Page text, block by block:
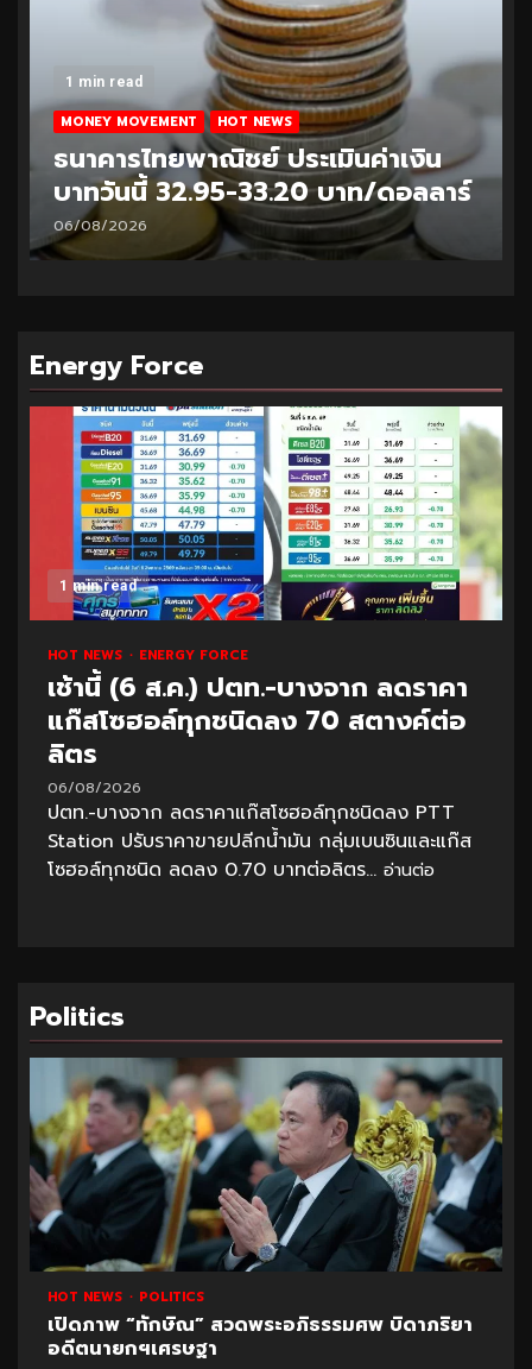
1 min read
MONEY MOVEMENT HOT NEWS
ธนาคารไทยพาณิชย์ ประเมินค่าเงิน
บาทวันนี้ 32.95-33.20 บาท/ดอลลาร์
06/08/2026
Energy Force
1 min read
HOT NEWS ENERGY FORCE
เช้านี้ (6 ส.ค.) ปตท.-บางจาก ลดราคา
แก๊สโซฮอล์ทุกชนิดลง 70 สตางค์ต่อ
ลิตร
06/08/2026
ปตท.-บางจาก ลดราคาแก๊สโซฮอล์ทุกชนิดลง PTT
Station ปรับราคาขายปลีกน้ำมัน กลุ่มเบนซินและแก๊ส
โซฮอล์ทุกชนิด ลดลง 0.70 บาทต่อลิตร... อ่านต่อ
Politics
HOT NEWS POLITICS
เปิดภาพ “ทักษิณ” สวดพระอภิธรรมศพ บิดาภริยา
อดีตนายกฯเศรษฐา